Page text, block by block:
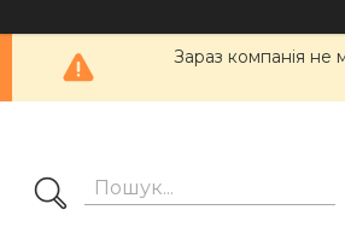
Зараз компанія не